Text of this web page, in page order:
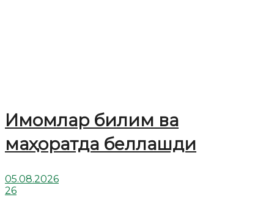
Имомлар билим ва
маҳоратда беллашди
05.08.2026
26